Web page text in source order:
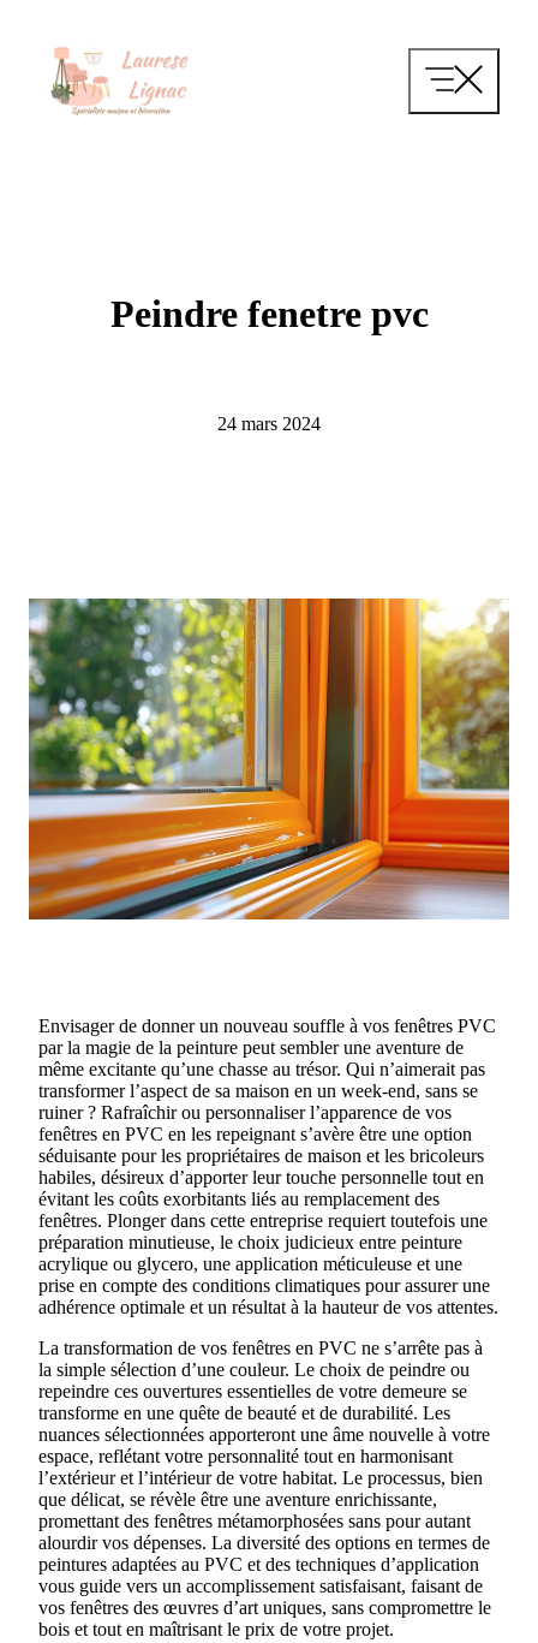
contenu
Peindre fenetre pvc
24 mars 2024
Envisager de donner un nouveau souffle à vos fenêtres PVC
par la magie de la peinture peut sembler une aventure de
même excitante qu’une chasse au trésor. Qui n’aimerait pas
transformer l’aspect de sa maison en un week-end, sans se
ruiner ? Rafraîchir ou personnaliser l’apparence de vos
fenêtres en PVC en les repeignant s’avère être une option
séduisante pour les propriétaires de maison et les bricoleurs
habiles, désireux d’apporter leur touche personnelle tout en
évitant les coûts exorbitants liés au remplacement des
fenêtres. Plonger dans cette entreprise requiert toutefois une
préparation minutieuse, le choix judicieux entre peinture
acrylique ou glycero, une application méticuleuse et une
prise en compte des conditions climatiques pour assurer une
adhérence optimale et un résultat à la hauteur de vos attentes.
La transformation de vos fenêtres en PVC ne s’arrête pas à
la simple sélection d’une couleur. Le choix de peindre ou
repeindre ces ouvertures essentielles de votre demeure se
transforme en une quête de beauté et de durabilité. Les
nuances sélectionnées apporteront une âme nouvelle à votre
espace, reflétant votre personnalité tout en harmonisant
l’extérieur et l’intérieur de votre habitat. Le processus, bien
que délicat, se révèle être une aventure enrichissante,
promettant des fenêtres métamorphosées sans pour autant
alourdir vos dépenses. La diversité des options en termes de
peintures adaptées au PVC et des techniques d’application
vous guide vers un accomplissement satisfaisant, faisant de
vos fenêtres des œuvres d’art uniques, sans compromettre le
bois et tout en maîtrisant le prix de votre projet.